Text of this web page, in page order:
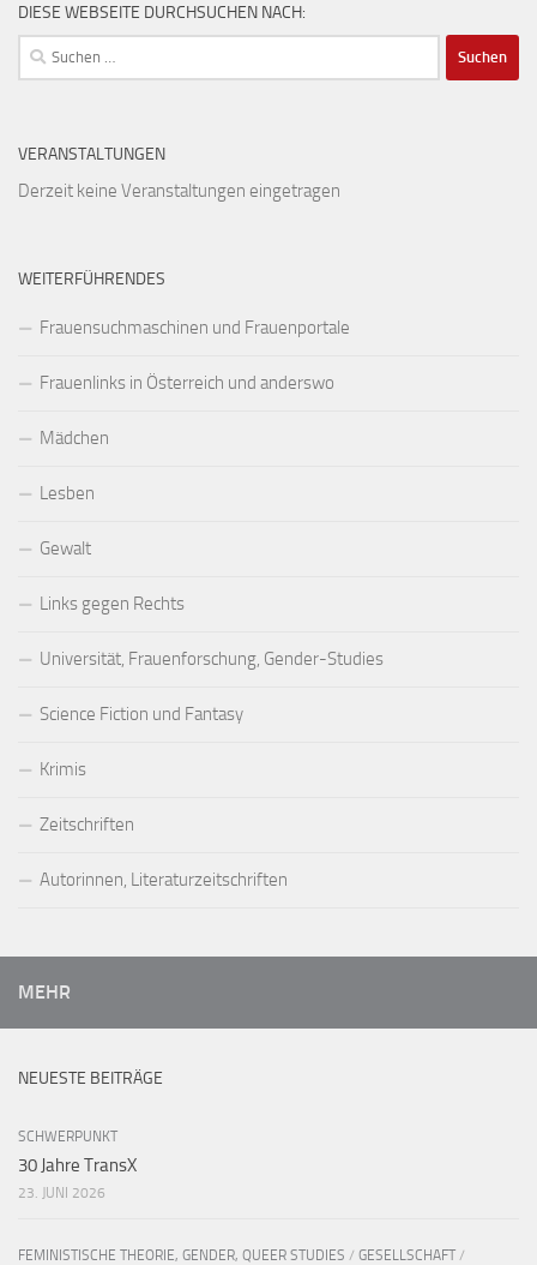
DIESE WEBSEITE DURCHSUCHEN NACH:
Suchen
nach:
VERANSTALTUNGEN
Derzeit keine Veranstaltungen eingetragen
WEITERFÜHRENDES
Frauensuchmaschinen und Frauenportale
Frauenlinks in Österreich und anderswo
Mädchen
Lesben
Gewalt
Links gegen Rechts
Universität, Frauenforschung, Gender-Studies
Science Fiction und Fantasy
Krimis
Zeitschriften
Autorinnen, Literaturzeitschriften
MEHR
NEUESTE BEITRÄGE
SCHWERPUNKT
30 Jahre TransX
23. JUNI 2026
FEMINISTISCHE THEORIE, GENDER, QUEER STUDIES / GESELLSCHAFT /